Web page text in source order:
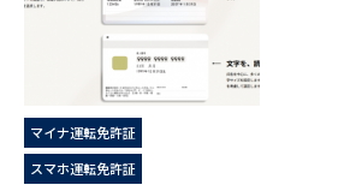
マイナ運転免許証
スマホ運転免許証